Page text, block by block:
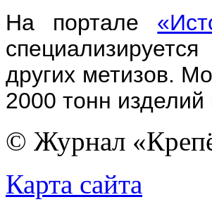
На портале
других метизов.
2000 тонн изделий
© Журнал
Карта сайта